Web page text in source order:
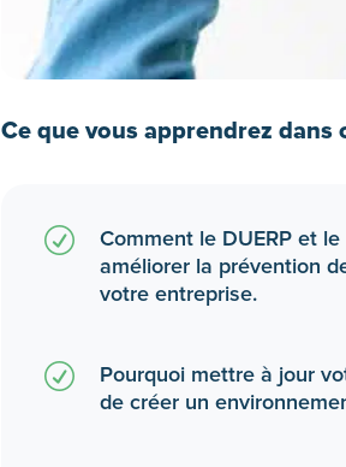
Ce que vous apprendrez dans
R
Comment le DUERP et
améliorer la prévention
votre entreprise.
R
Pourquoi mettre à jour
de créer un